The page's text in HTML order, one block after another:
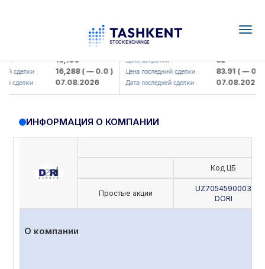
: 16,100
сделки : 16,288( — 0.0 )
сделки : 07.08.2026
KFSK (<Kafolat sug'urta
Цена закрытия : 82
Цена последний сделки : 83.91( — 0.0 )
Дата последней сделки : 07.08.2026
ИНФОРМАЦИЯ О КОМПАНИИ
Код ЦБ
Простые акции
UZ7054590003
DORI
О компании